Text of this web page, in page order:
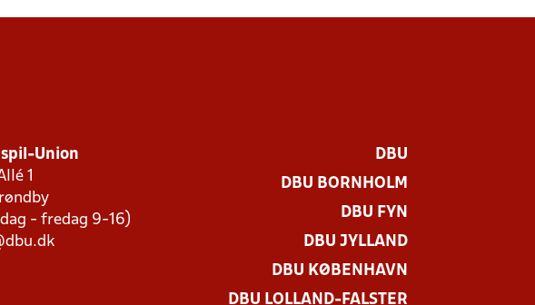
Union
1
- fredag 9-16)
DBU
DBU BORNHOLM
DBU FYN
DBU JYLLAND
DBU KØBENHAVN
DBU LOLLAND-FALSTER